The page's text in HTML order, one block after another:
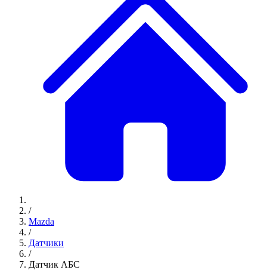
/
Mazda
/
Датчики
/
Датчик АБС